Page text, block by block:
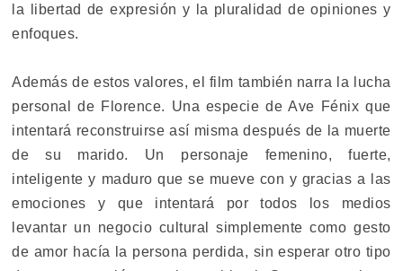
la libertad de expresión y la pluralidad de opiniones y
enfoques.
Además de estos valores, el film también narra la lucha
personal de Florence. Una especie de Ave Fénix que
intentará reconstruirse así misma después de la muerte
de su marido. Un personaje femenino, fuerte,
inteligente y maduro que se mueve con y gracias a las
emociones y que intentará por todos los medios
levantar un negocio cultural simplemente como gesto
de amor hacía la persona perdida, sin esperar otro tipo